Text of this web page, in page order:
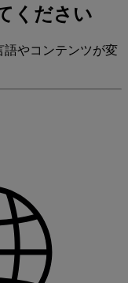
ください
語やコンテンツが変